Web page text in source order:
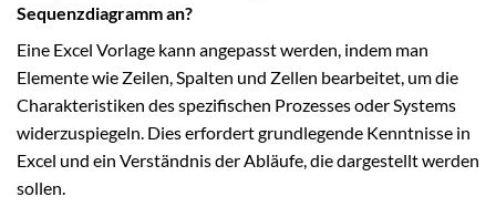
Sequenzdiagramm an?
Eine Excel Vorlage kann angepasst werden, indem man
Elemente wie Zeilen, Spalten und Zellen bearbeitet, um die
Charakteristiken des spezifischen Prozesses oder Systems
widerzuspiegeln. Dies erfordert grundlegende Kenntnisse in
Excel und ein Verständnis der Abläufe, die dargestellt werden
sollen.